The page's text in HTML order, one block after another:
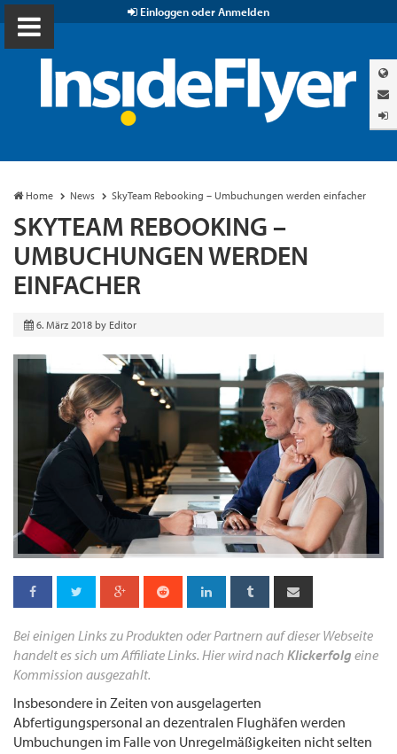
Einloggen oder Anmelden
Home News SkyTeam Rebooking – Umbuchungen werden einfacher
SKYTEAM REBOOKING –
UMBUCHUNGEN WERDEN
EINFACHER
6. März 2018 by Editor
Bei einigen Links zu Produkten oder Partnern auf dieser Webseite
handelt es sich um Affiliate Links. Hier wird nach Klickerfolg eine
Kommission ausgezahlt.
Insbesondere in Zeiten von ausgelagerten
Abfertigungspersonal an dezentralen Flughäfen werden
Umbuchungen im Falle von Unregelmäßigkeiten nicht selten